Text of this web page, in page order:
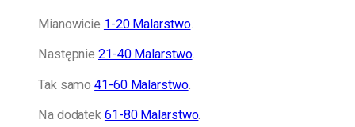
Mianowicie 1-20 Malarstwo.
Następnie 21-40 Malarstwo.
Tak samo41-60 Malarstwo.
Na dodatek 61-80 Malarstwo.